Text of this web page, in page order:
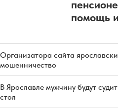
помощь
Организатора сайта
мошенничество
В Ярославле мужчину будут
стол